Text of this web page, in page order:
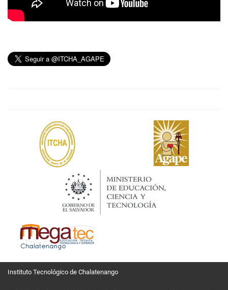
Instituto Tecnológico de Chalatenango